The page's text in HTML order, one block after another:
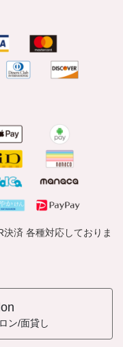
決済 各種対応しておりま
ン/面貸し